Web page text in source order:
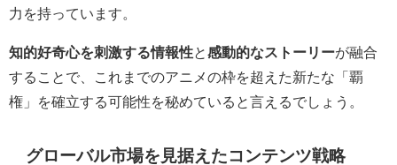
力を持っています。
知的好奇心を刺激する情報性と感動的なストーリーが融合
することで、これまでのアニメの枠を超えた新たな「覇
権」を確立する可能性を秘めていると言えるでしょう。
グローバル市場を見据えたコンテンツ戦略